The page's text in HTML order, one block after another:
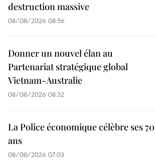
destruction massive
08/08/2026 08:56
Donner un nouvel élan au
Partenariat stratégique global
Vietnam-Australie
08/08/2026 08:32
La Police économique célèbre ses 70
ans
08/08/2026 07:03